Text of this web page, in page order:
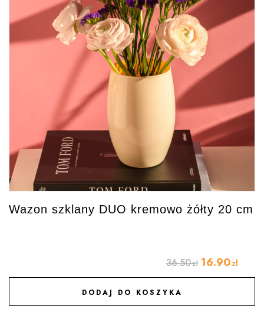
Wazon szklany DUO kremowo żółty 20 cm
36.50zł 16.90zł
DODAJ DO KOSZYKA
DODAJ DO ULUBIONYCH